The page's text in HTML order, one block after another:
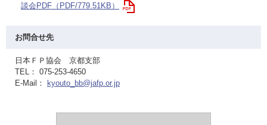
談会PDF（PDF/779.51KB）
お問合せ先
日本ＦＰ協会 京都支部
TEL： 075-253-4650
E-Mail：
kyouto_bb@jafp.or.jp